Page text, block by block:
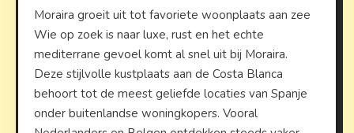
Moraira groeit uit tot favoriete woonplaats aan zee
Wie op zoek is naar luxe, rust en het echte
mediterrane gevoel komt al snel uit bij Moraira.
Deze stijlvolle kustplaats aan de Costa Blanca
behoort tot de meest geliefde locaties van Spanje
onder buitenlandse woningkopers. Vooral